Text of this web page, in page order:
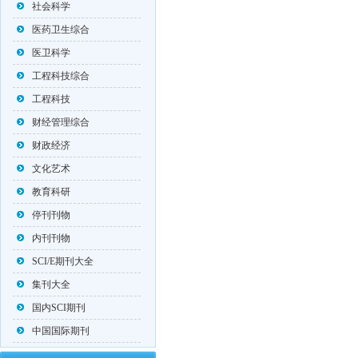
社会科学
医药卫生综合
医卫科学
工程科技综合
工程科技
财经管理综合
财政经济
文化艺术
教育科研
停刊刊物
内刊刊物
SCI/E期刊大全
集刊大全
国内SCI期刊
中国国际期刊